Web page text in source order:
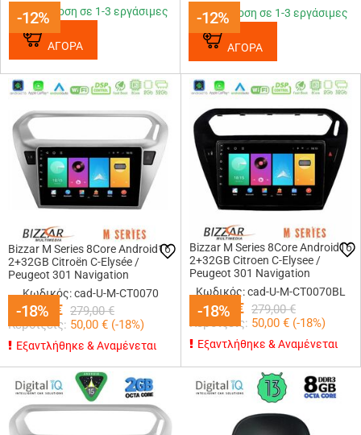
-12%
-12%
Παράδοση σε 1-3 εργάσιμες
ΑΓΟΡΑ
-12%
-12%
Παράδοση σε 1-3 εργάσιμες
ΑΓΟΡΑ
-18%
Bizzar M Series 8Core Android16
2+32GB Citroën C-Elysée /
Peugeot 301 Navigation
Multimedia Tablet 9
Κωδικός: cad-U-M-CT0070
229,00 € 279,00 €
Κερδίζεις: 50,00 € (-18%)
-18%
Εξαντλήθηκε & Αναμένεται
-18%
Bizzar M Series 8Core Android16
2+32GB Citroen C-Elysee /
Peugeot 301 Navigation
Multimedia Tablet 9 (Μαύρο))
Κωδικός: cad-U-M-CT0070BL
229,00 € 279,00 €
Κερδίζεις: 50,00 € (-18%)
-18%
Εξαντλήθηκε & Αναμένεται